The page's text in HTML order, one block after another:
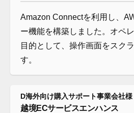
Amazon Connectを利用し、
ー機能を構築しました。オペ
目的として、操作画面をスク
す。
D海外向け購入サポート事業会社様
越境ECサービスエンハンス